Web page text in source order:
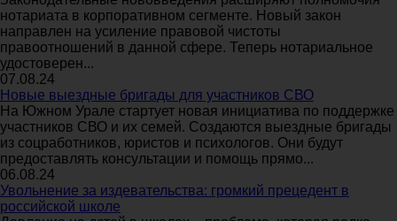
нотариата в корпоративном сегменте. Новый закон
направлен на усиление правовой чистоты
правоотношений в данной сфере. Теперь нотариальное
удостоверен...
07.08.24
Новые выездные бригады для участников СВО
На Южном Урале стартует новая инициатива по поддержке
участников СВО и их семей. Создаются выездные бригады
из соцработников, юристов и психологов. Они будут
предоставлять консультации и помощь прямо...
06.08.24
Увольнение за издевательства: громкий прецедент в
российской школе